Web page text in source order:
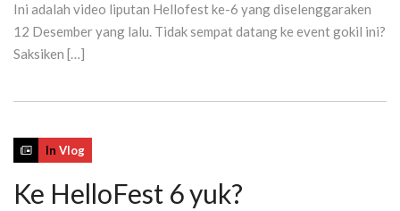
Ini adalah video liputan Hellofest ke-6 yang diselenggaraken
12 Desember yang lalu. Tidak sempat datang ke event gokil ini?
Saksiken […]
In Vlog
Ke HelloFest 6 yuk?